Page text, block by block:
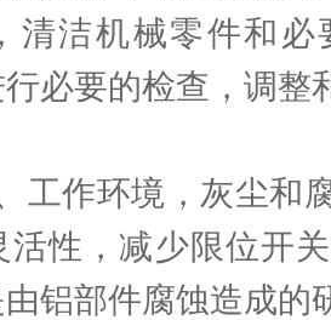
清洁机械零件和
必要的检查，调整
作环境，灰尘和腐
活性，减少限位开
铝部件腐蚀造成的